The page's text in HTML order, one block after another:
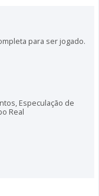
para ser jogado.
, Especulação de
Real